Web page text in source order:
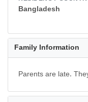
Bangladesh
Family Information
Parents are late.